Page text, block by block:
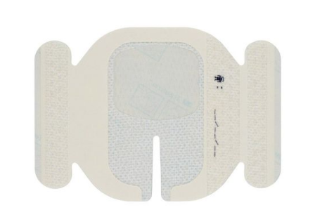
Materiały opatrunkowe i leczenie ran
Opatrunek pooperacyjny Mepilex Border Post-Op